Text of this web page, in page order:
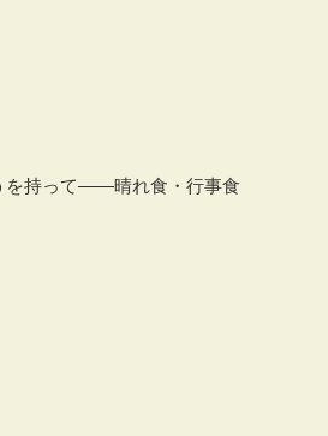
を持って――晴れ食・行事食